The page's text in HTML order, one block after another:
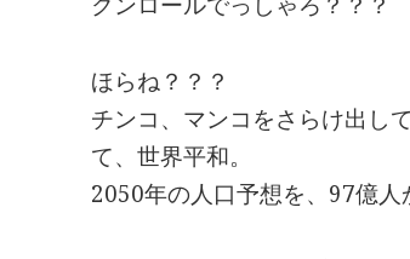
ほらね？？？
チンコ、マンコをさらけ出し
て、世界平和。
2050年の人口予想を、97億